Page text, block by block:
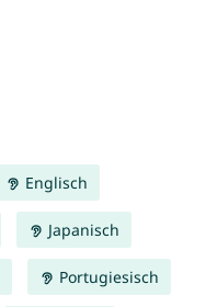
Englisch
Japanisch
Portugiesisch